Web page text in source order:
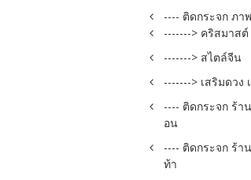
---- ติดกระจก ภา
-------> คริสมาส
-------> สไตล์จีน
-------> เสริมดวง
---- ติดกระจก ร้า
อน
---- ติดกระจก ร้า
ท้า